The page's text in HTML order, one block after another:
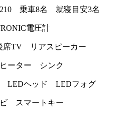
乗車8名 就寝目安3名
電圧計
席TV リアスピーカー
ーター シンク
ヘッド LEDフォグ
スマートキー